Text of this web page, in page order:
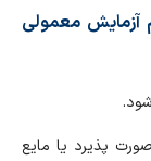
آزمایش معمولی
صورت پذیرد یا مایع